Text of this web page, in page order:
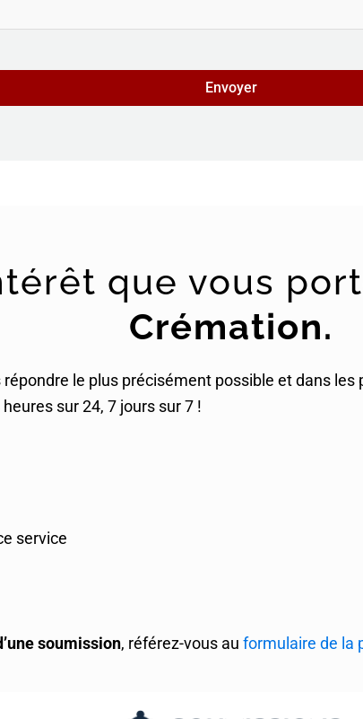
que vous
Crémation.
le plus précisément possible et dans
sur 24, 7 jours sur 7 !
service
soumission, référez-vous au formulaire de la